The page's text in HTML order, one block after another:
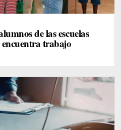
de las escuelas
trabajo